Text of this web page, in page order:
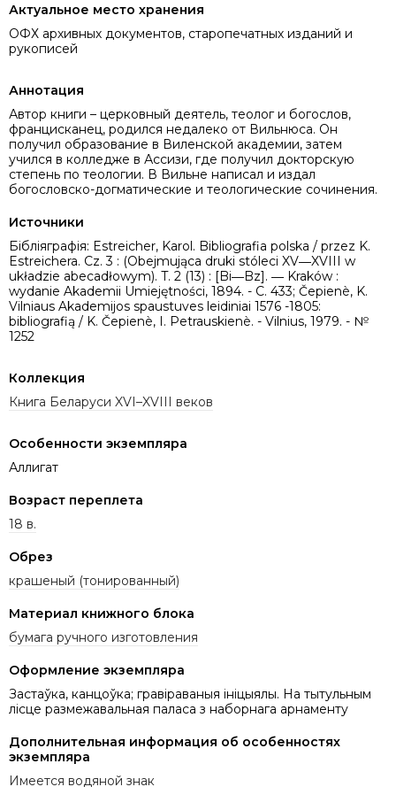
Актуальное место хранения
ОФХ архивных документов, старопечатных изданий и
рукописей
Аннотация
Автор книги – церковный деятель, теолог и богослов,
францисканец, родился недалеко от Вильнюса. Он
получил образование в Виленской академии, затем
учился в колледже в Ассизи, где получил докторскую
степень по теологии. В Вильне написал и издал
богословско-догматические и теологические сочинения.
Источники
Бібліяграфія: Estreicher, Karol. Bibliografia polska / przez K.
Estreichera. Cz. 3 : (Obejmująca druki stóleci XV―XVIII w
układzie abecadłowym). T. 2 (13) : [Bi―Bz]. ― Kraków :
wydanie Akademii Umiejętności, 1894. - C. 433; Čepienè, K.
Vilniaus Akademijos spaustuves leidiniai 1576 -1805:
bibliografią / K. Čepienè, I. Petrauskienè. - Vilnius, 1979. - №
1252
Коллекция
Книга Беларуси XVI–XVIII веков
Особенности экземпляра
Аллигат
Возраст переплета
18 в.
Обрез
крашеный (тонированный)
Материал книжного блока
бумага ручного изготовления
Оформление экземпляра
Застаўка, канцоўка; гравіраваныя ініцыялы. На тытульным
лісце размежавальная паласа з наборнага арнаменту
Дополнительная информация об особенностях
экземпляра
Имеется водяной знак